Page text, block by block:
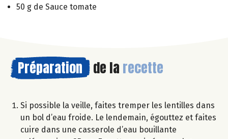
50 g de Sauce tomate
Préparation de la recette
Si possible la veille, faites tremper les lentilles dans
un bol d’eau froide. Le lendemain, égouttez et faites
cuire dans une casserole d’eau bouillante